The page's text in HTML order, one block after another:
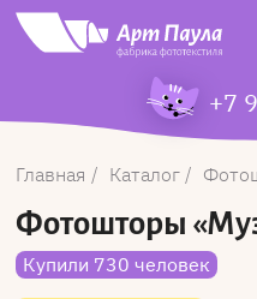
+7
Главная Каталог
Фотошторы
Купили 730 человек